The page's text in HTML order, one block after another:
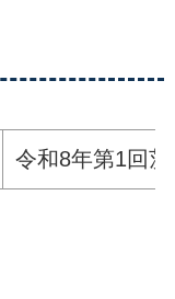
令和8年第1回